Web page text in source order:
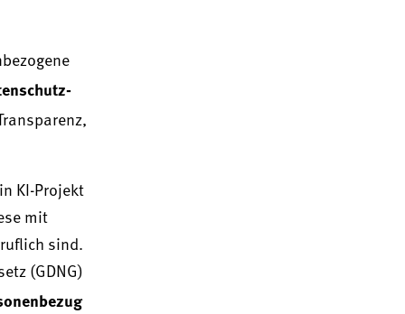
KI-Projekt
mit
sind.
(GDNG)